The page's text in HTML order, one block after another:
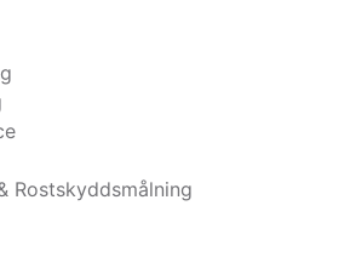
Rostskyddsmålning